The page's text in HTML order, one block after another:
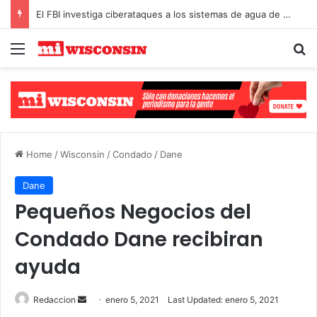
▼
El FBI investiga ciberataques a los sistemas de agua de Michigan y Minnesota
Menu
Home /Wisconsin /Condado / Dane
Dane
Pequeños Negocios del
Condado Dane recibiran
ayuda
Redaccion enero 5, 2021 Last Updated: enero 5, 2021